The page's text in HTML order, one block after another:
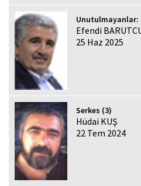
Unutulmayanlar:
Efendi
25 Haz 2025
Serkes (3)
Hüdai KUŞ
22 Tem 2024